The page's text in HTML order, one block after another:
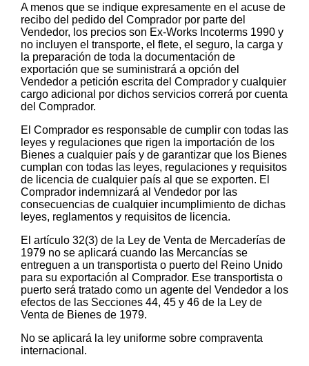
A menos que se indique expresamente en el acuse de
recibo del pedido del Comprador por parte del
Vendedor, los precios son Ex-Works Incoterms 1990 y
no incluyen el transporte, el flete, el seguro, la carga y
la preparación de toda la documentación de
exportación que se suministrará a opción del
Vendedor a petición escrita del Comprador y cualquier
cargo adicional por dichos servicios correrá por cuenta
del Comprador.
El Comprador es responsable de cumplir con todas las
leyes y regulaciones que rigen la importación de los
Bienes a cualquier país y de garantizar que los Bienes
cumplan con todas las leyes, regulaciones y requisitos
de licencia de cualquier país al que se exporten. El
Comprador indemnizará al Vendedor por las
consecuencias de cualquier incumplimiento de dichas
leyes, reglamentos y requisitos de licencia.
El artículo 32(3) de la Ley de Venta de Mercaderías de
1979 no se aplicará cuando las Mercancías se
entreguen a un transportista o puerto del Reino Unido
para su exportación al Comprador. Ese transportista o
puerto será tratado como un agente del Vendedor a los
efectos de las Secciones 44, 45 y 46 de la Ley de
Venta de Bienes de 1979.
No se aplicará la ley uniforme sobre compraventa
internacional.